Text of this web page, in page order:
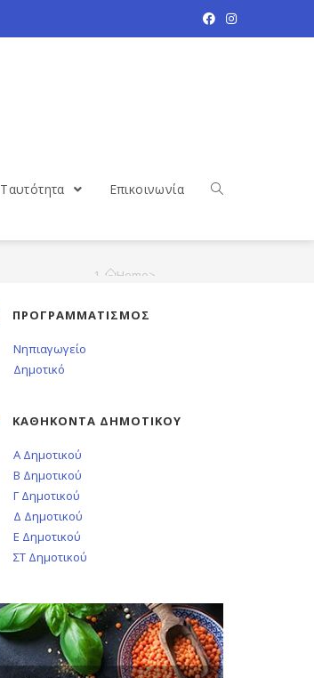
Ταυτότητα Επικοινωνία
Home>
ΠΡΟΓΡΑΜΜΑΤΙΣΜΟΣ
Νηπιαγωγείο
Δημοτικό
ΚΑΘΗΚΟΝΤΑ ΔΗΜΟΤΙΚΟΥ
Α Δημοτικού
Β Δημοτικού
Γ Δημοτικού
Δ Δημοτικού
Ε Δημοτικού
ΣΤ Δημοτικού